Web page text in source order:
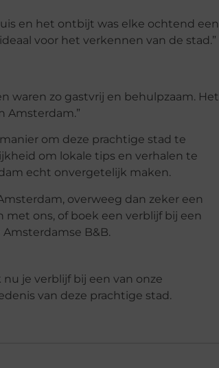
en het ontbijt was elke ochtend een
voor het verkennen van de stad.”
waren zo gastvrij en behulpzaam. Het
Amsterdam.”
om deze prachtige stad te
om lokale tips en verhalen te
echt onvergetelijk maken.
overweeg dan zeker een
met ons, of boek een verblijf bij een
B&B.
je verblijf bij een van onze
van deze prachtige stad.